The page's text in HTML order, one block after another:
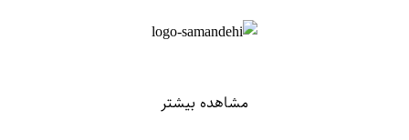
مشاهده بیشتر